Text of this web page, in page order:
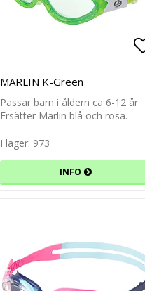
MARLIN K-Green
Passar barn i åldern ca 6-12 år.
Ersätter Marlin blå och rosa.
I lager: 973
INFO